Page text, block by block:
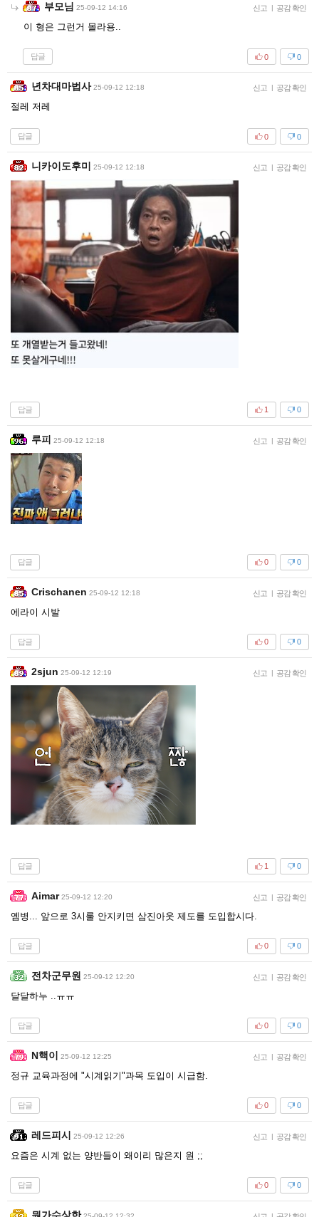
부모님 25-09-12 14:16 신고 | 공감 확인
이 형은 그런거 몰라용..
답글 0
0
년차대마법사 25-09-12 12:18 신고 | 공감 확인
절레 저레
답글 0
0
니카이도후미 25-09-12 12:18 신고 | 공감 확인
답글 0
1
루피 25-09-12 12:18 신고 | 공감 확인
답글 0
0
Crischanen 25-09-12 12:18 신고 | 공감 확인
에라이 시발
답글 0
0
2sjun 25-09-12 12:19 신고 | 공감 확인
답글 0
1
Aimar 25-09-12 12:20 신고 | 공감 확인
옘병... 앞으로 3시룰 안지키면 삼진아웃 제도를 도입합시다.
답글 0
0
전차군무원 25-09-12 12:20 신고 | 공감 확인
달달하누 ..ㅠㅠ
답글 0
0
N핵이 25-09-12 12:25 신고 | 공감 확인
정규 교육과정에 "시계읽기"과목 도입이 시급함.
답글 0
0
레드피시 25-09-12 12:26 신고 | 공감 확인
요즘은 시계 없는 양반들이 왜이리 많은지 원 ;;
답글 0
0